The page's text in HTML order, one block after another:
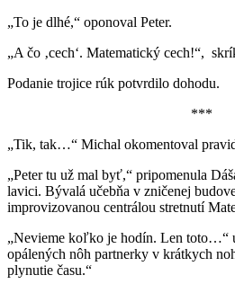
„To je dlhé,“ oponoval Peter.
„A čo ‚cech‘. Matematický cech!“,
Podanie trojice rúk potvrdilo dohodu.
***
„Tik, tak…“ Michal okomentoval
„Peter tu už mal byť,“ pripomenula
lavici. Bývalá učebňa v zničenej
improvizovanou centrálou stretnutí
„Nevieme koľko je hodín. Len toto…“
opálených nôh partnerky v krátkych
plynutie času.“